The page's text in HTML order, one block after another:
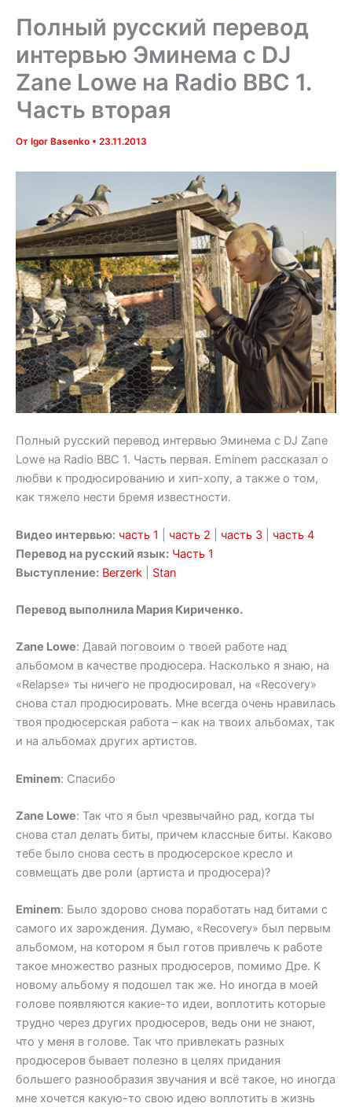
Полный русский перевод
интервью Эминема с DJ
Zane Lowe на Radio BBC 1.
Часть вторая
От Igor Basenko • 23.11.2013
Полный русский перевод интервью Эминема с DJ Zane
Lowe на Radio BBC 1. Часть первая. Eminem рассказал о
любви к продюсированию и хип-хопу, а также о том,
как тяжело нести бремя известности.
Видео интервью: часть 1 часть 2 часть 3
часть 4
Перевод на русский язык: Часть 1
Выступление: Berzerk Stan
Перевод выполнила Мария Кириченко.
Zane Lowe: Давай поговоим о твоей работе над
альбомом в качестве продюсера. Насколько я знаю, на
«Relapse» ты ничего не продюсировал, на «Recovery»
снова стал продюсировать. Мне всегда очень нравилась
твоя продюсерская работа – как на твоих альбомах, так
и на альбомах других артистов.
Eminem: Спасибо
Zane Lowe: Так что я был чрезвычайно рад, когда ты
снова стал делать биты, причем классные биты. Каково
тебе было снова сесть в продюсерское кресло и
совмещать две роли (артиста и продюсера)?
Eminem: Было здорово снова поработать над битами с
самого их зарождения. Думаю, «Recovery» был первым
альбомом, на котором я был готов привлечь к работе
такое множество разных продюсеров, помимо Дре. К
новому альбому я подошел так же. Но иногда в моей
голове появляются какие-то идеи, воплотить которые
трудно через других продюсеров, ведь они не знают,
что у меня в голове. Так что привлекать разных
продюсеров бывает полезно в целях придания
большего разнообразия звучания и всё такое, но иногда
мне хочется какую-то свою идею воплотить в жизнь